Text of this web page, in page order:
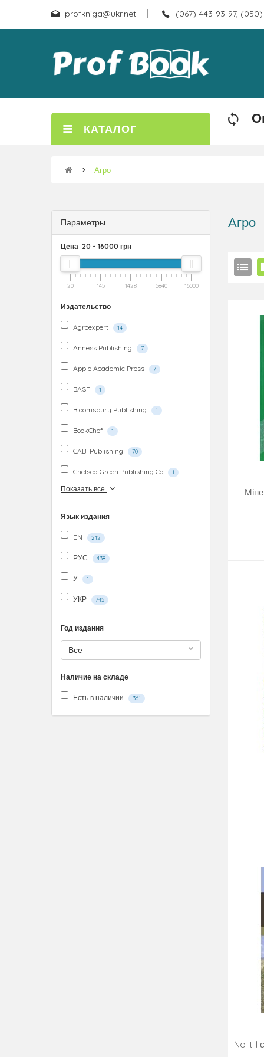
profkniga@ukr.net (067) 443-93-97,
КАТАЛОГ
Агро
Параметры
Цена 20 - 16000 грн
20 145 1428 5840 16000
Издательство
Agroexpert 14
Anness Publishing 7
Apple Academic Press 7
BASF 1
Bloomsbury Publishing 1
BookChef 1
CABI Publishing 70
Chelsea Green Publishing Co 1
Показать все
Язык издания
EN 212
РУС 438
У 1
УКР 745
Год издания
Все
Наличие на складе
Есть в наличии 361
Агро
No-till